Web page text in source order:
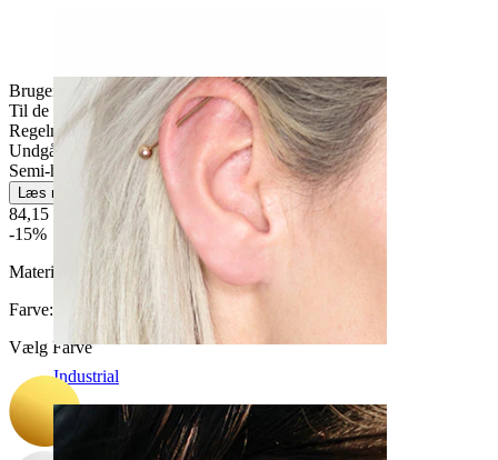
Industrial
Brugervenligt
Til de fleste hudtyper
Regelmæssig brug
Undgå vand
Semi-holdbar
Læs mere
84,15 kr
99,00 kr
-15%
Materiale:
Kirurgisk stål / Messing
Farve:
Vælg Farve